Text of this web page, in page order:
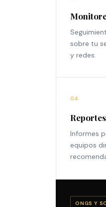
sobre tu
y redes.
04
Informes
equipos
ONGS Y